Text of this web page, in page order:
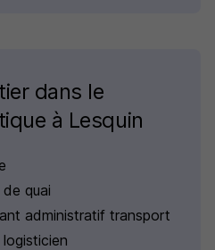
dans le
à Lesquin
quai
administratif transport